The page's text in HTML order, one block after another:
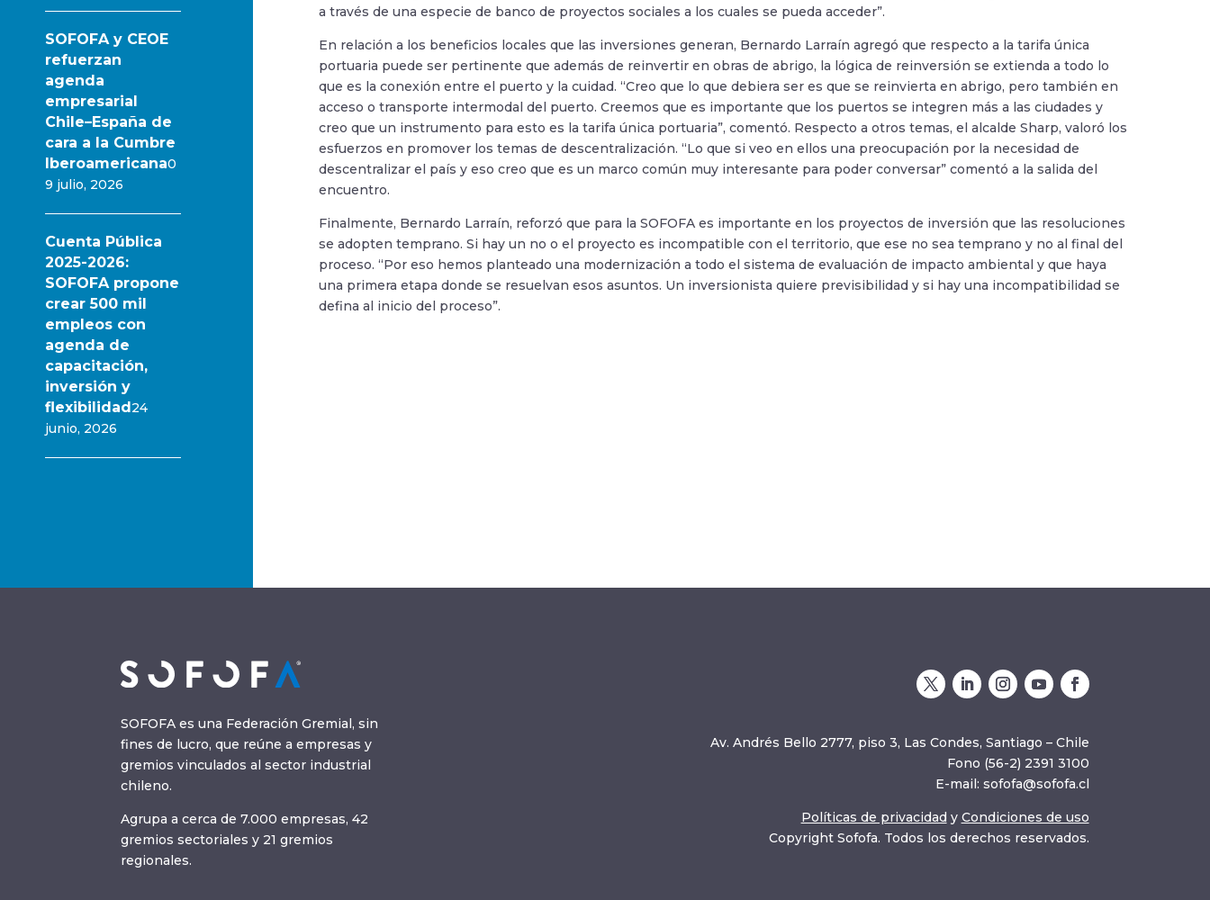
SOFOFA y CEOE
refuerzan
agenda
empresarial
Chile–España de
cara a la Cumbre
Iberoamericana0
9 julio, 2026
Cuenta Pública
2025-2026:
SOFOFA propone
crear 500 mil
empleos con
agenda de
capacitación,
inversión y
flexibilidad24
junio, 2026
a través de una especie de banco de proyectos sociales a los cuales se pueda acceder”.
En relación a los beneficios locales que las inversiones generan, Bernardo Larraín agregó que respecto a la tarifa única
portuaria puede ser pertinente que además de reinvertir en obras de abrigo, la lógica de reinversión se extienda a todo lo
que es la conexión entre el puerto y la cuidad. “Creo que lo que debiera ser es que se reinvierta en abrigo, pero también en
acceso o transporte intermodal del puerto. Creemos que es importante que los puertos se integren más a las ciudades y
creo que un instrumento para esto es la tarifa única portuaria”, comentó. Respecto a otros temas, el alcalde Sharp, valoró los
esfuerzos en promover los temas de descentralización. “Lo que si veo en ellos una preocupación por la necesidad de
descentralizar el país y eso creo que es un marco común muy interesante para poder conversar” comentó a la salida del
encuentro.
Finalmente, Bernardo Larraín, reforzó que para la SOFOFA es importante en los proyectos de inversión que las resoluciones
se adopten temprano. Si hay un no o el proyecto es incompatible con el territorio, que ese no sea temprano y no al final del
proceso. “Por eso hemos planteado una modernización a todo el sistema de evaluación de impacto ambiental y que haya
una primera etapa donde se resuelvan esos asuntos. Un inversionista quiere previsibilidad y si hay una incompatibilidad se
defina al inicio del proceso”.
SOFOFA es una Federación Gremial, sin
fines de lucro, que reúne a empresas y
gremios vinculados al sector industrial
chileno.
Agrupa a cerca de 7.000 empresas, 42
gremios sectoriales y 21 gremios
regionales.
Av. Andrés Bello 2777, piso 3, Las Condes, Santiago – Chile
Fono (56-2) 2391 3100
E-mail: sofofa@sofofa.cl
Políticas de privacidad y Condiciones de uso
Copyright Sofofa. Todos los derechos reservados.